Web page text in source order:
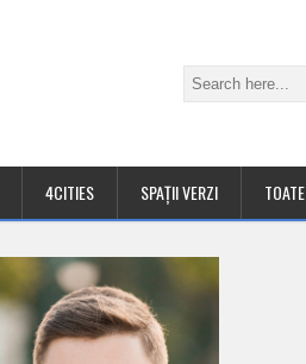
4CITIES SPAȚII VERZI TOATE